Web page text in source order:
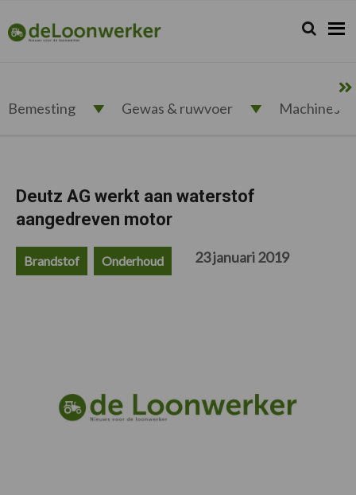
de
hoofdnavigatie
de
hoofd
de
eerste
de
voettekst
deloonwerker.nl Zoeken...
Zoek
Bemesting Gewas & ruwvoer Machines
Deutz AG werkt aan waterstof
aangedreven motor
Brandstof Onderhoud 23 januari 2019